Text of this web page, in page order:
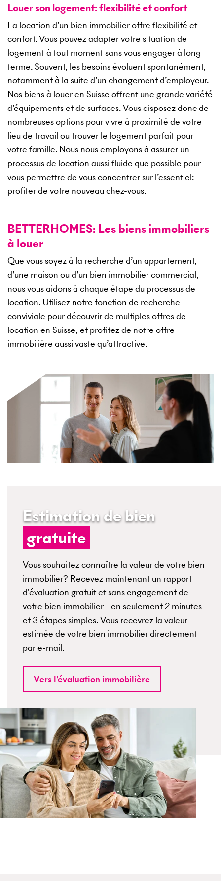
Louer son logement: flexibilité et confort
La location d’un bien immobilier offre flexibilité et
confort. Vous pouvez adapter votre situation de
logement à tout moment sans vous engager à long
terme. Souvent, les besoins évoluent spontanément,
notamment à la suite d’un changement d’employeur.
Nos biens à louer en Suisse offrent une grande variété
d’équipements et de surfaces. Vous disposez donc de
nombreuses options pour vivre à proximité de votre
lieu de travail ou trouver le logement parfait pour
votre famille. Nous nous employons à assurer un
processus de location aussi fluide que possible pour
vous permettre de vous concentrer sur l’essentiel:
profiter de votre nouveau chez-vous.
BETTERHOMES: Les biens immobiliers
à louer
Que vous soyez à la recherche d’un appartement,
d’une maison ou d’un bien immobilier commercial,
nous vous aidons à chaque étape du processus de
location. Utilisez notre fonction de recherche
conviviale pour découvrir de multiples offres de
location en Suisse, et profitez de notre offre
immobilière aussi vaste qu’attractive.
Estimation de bien
gratuite
Vous souhaitez connaître la valeur de votre bien
immobilier? Recevez maintenant un rapport
d'évaluation gratuit et sans engagement de
votre bien immobilier - en seulement 2 minutes
et 3 étapes simples. Vous recevrez la valeur
estimée de votre bien immobilier directement
par e-mail.
Vers l'évaluation immobilière